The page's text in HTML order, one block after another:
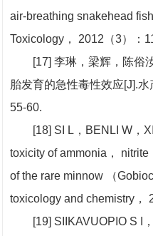
air-breathing snakehead
Toxicology， 2012（3）：
[17] 李琳，梁辉，陈俗
胎发育的急性毒性效应[J].
55-60.
[18] SI L，BENLI W，
toxicity of ammonia，
of the rare minnow （
toxicology and chemistry，
[19] SIIKAVUOPIO S I